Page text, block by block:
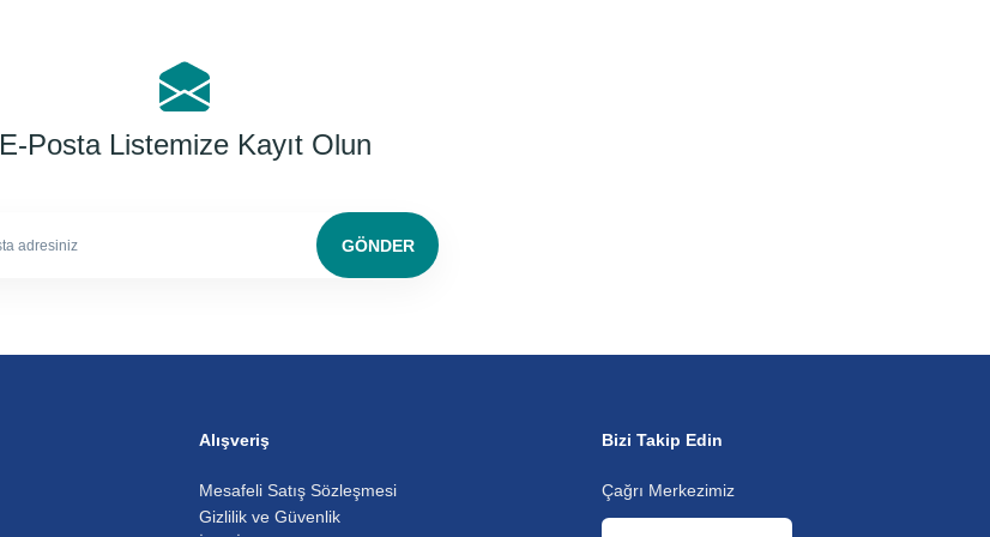
E-Posta Listemize Kayıt Olun
GÖNDER
Alışveriş
Mesafeli Satış Sözleşmesi
Gizlilik ve Güvenlik
Bizi Takip Edin
Çağrı Merkezimiz